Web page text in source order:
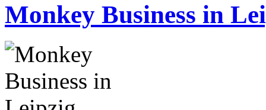
Monkey Business in